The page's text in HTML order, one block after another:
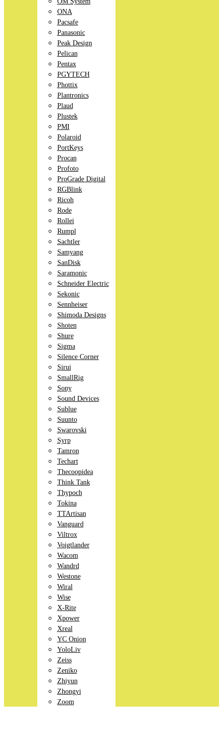
ONA
Pacsafe
Panasonic
Peak Design
Pelican
Pentax
PGYTECH
Phottix
Plantronics
Plaud
Plustek
PMI
Polaroid
PortKeys
Procan
Profoto
ProGrade Digital
RGBlink
Ricoh
Rode
Rollei
Rumpl
Sachtler
Samyang
SanDisk
Saramonic
Schneider Electric
Sekonic
Sennheiser
Shimoda Designs
Shoten
Shure
Sigma
Silence Corner
Sirui
SmallRig
Sony
Sound Devices
Sublue
Suunto
Swarovski
Syrp
Tamron
Techart
Thecoopidea
Think Tank
Thypoch
Tokina
TTArtisan
Vanguard
Viltrox
Voigtlander
Wacom
Wandrd
Westone
Wiral
Wise
X-Rite
Xpower
Xreal
YC Onion
YoloLiv
Zeiss
Zeniko
Zhiyun
Zhongyi
Zoom